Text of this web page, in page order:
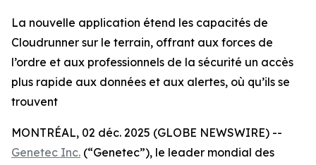
La nouvelle application étend les capacités de
Cloudrunner sur le terrain, offrant aux forces de
l’ordre et aux professionnels de la sécurité un accès
plus rapide aux données et aux alertes, où qu’ils se
trouvent
MONTRÉAL, 02 déc. 2025 (GLOBE NEWSWIRE) --
Genetec Inc. (“Genetec”), le leader mondial des